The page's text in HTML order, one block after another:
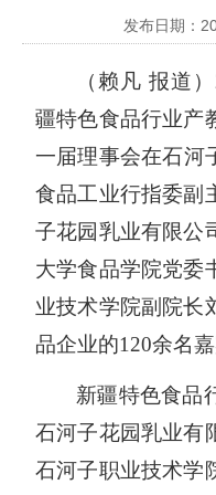
发布日期：
（赖凡 报道）
疆特色食品行业产
一届理事会在石河
食品工业行指委副
子花园乳业有限公
大学食品学院党委
业技术学院副院长
品企业的120余名嘉
新疆特色食品
石河子花园乳业有
石河子职业技术学